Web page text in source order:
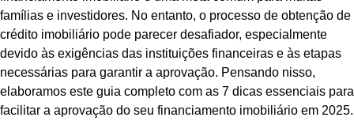
famílias e investidores. No entanto, o processo de obtenção de
crédito imobiliário pode parecer desafiador, especialmente
devido às exigências das instituições financeiras e às etapas
necessárias para garantir a aprovação. Pensando nisso,
elaboramos este guia completo com as 7 dicas essenciais para
facilitar a aprovação do seu financiamento imobiliário em 2025.